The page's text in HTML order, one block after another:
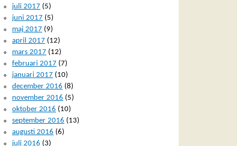
juli 2017 (5)
juni 2017 (5)
maj 2017 (9)
april 2017 (12)
mars 2017 (12)
februari 2017 (7)
januari 2017 (10)
december 2016 (8)
november 2016 (5)
oktober 2016 (10)
september 2016 (13)
augusti 2016 (6)
juli 2016 (3)